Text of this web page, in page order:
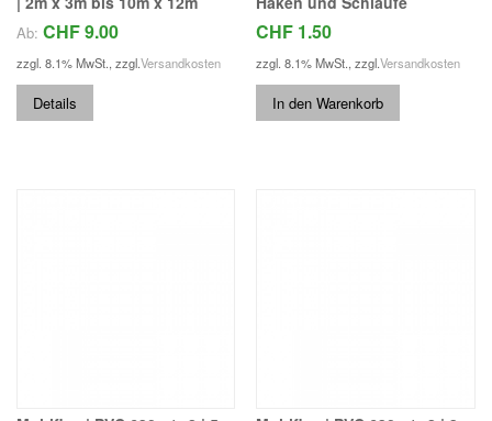
Ab: CHF 9.00
zzgl. 8.1% MwSt., zzgl.Versandkosten
Details
CHF 1.50
zzgl. 8.1% MwSt.,zzgl.Versandkosten
In den Warenkorb